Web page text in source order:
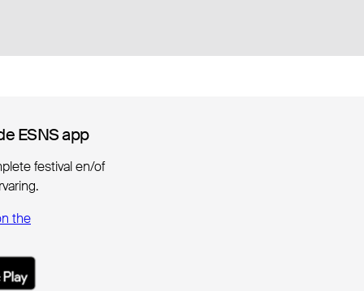
ESNS app
ESNS app
festival en/of